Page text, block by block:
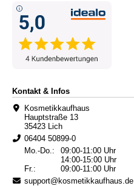
Kontakt & Infos
Kosmetikkaufhaus
Hauptstraße 13
35423 Lich
06404 50899-0
Mo.-Do.:
09:00-11:00 Uhr
14:00-15:00 Uhr
Fr.:
09:00-11:00 Uhr
support@kosmetikkaufhaus.de